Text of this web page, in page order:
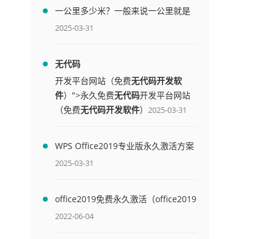
一公里多少米？一般来说一公里就是
1000米
2025-03-31
无代码
开发平台网站（免费无代码开发软
件）">永久免费无代码开发平台网站
（免费无代码开发软件） 2025-03-31
WPS Office2019专业版永久激活方案
(附终身授权序列号)
2025-03-31
office2019免费永久激活（office2019
免费永久激活码）
2022-06-04